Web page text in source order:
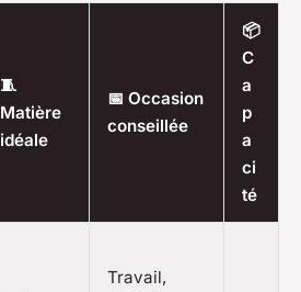
🧵
Matière
idéale
📅 Occasion
conseillée
📦
C
a
p
a
ci
té
Travail,